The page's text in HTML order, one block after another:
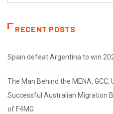
RECENT POSTS
Spain defeat Argentina to win
The Man Behind the MENA, GCC,
Successful Australian Migration
of F4MG